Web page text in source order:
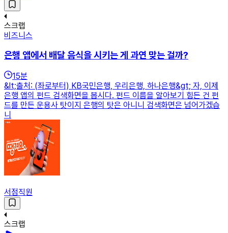
스크랩
비즈니스
은행 앱에서 배달 음식을 시키는 게 과연 맞는 걸까?
15분
&lt;출처: (좌로부터) KB국민은행, 우리은행, 하나은행&gt; 자, 이제
은행 앱의 펀드 검색화면을 봅시다. 펀드 이름을 알아보기 힘든 건 펀
드를 만든 운용사 탓이지 은행의 탓은 아니니 검색화면은 넘어가겠습
니
서점직원
스크랩